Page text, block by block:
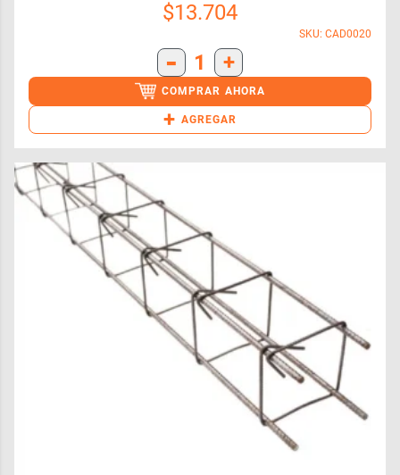
$13.704
SKU: CAD0020
- 1 +
COMPRAR AHORA
+ AGREGAR